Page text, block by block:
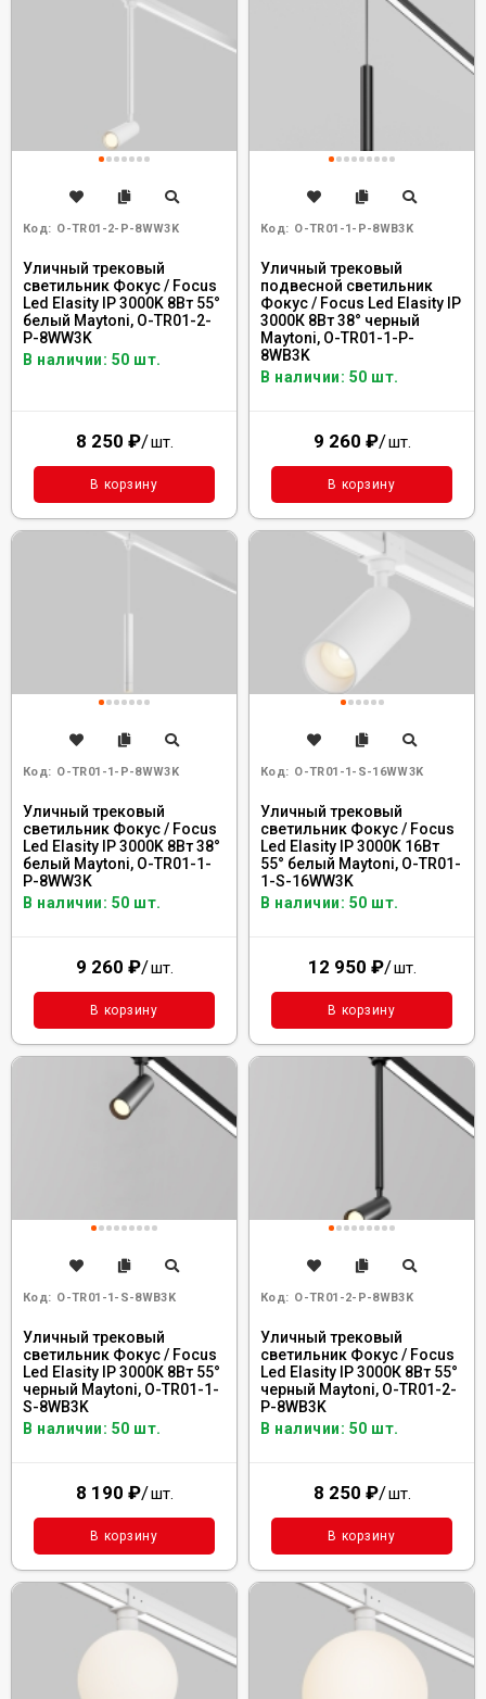
Код: O-TR01-2-P-8WW3K
Уличный трековый
светильник Фокус / Focus
Led Elasity IP 3000K 8Вт 55°
белый Maytoni, O-TR01-2-
P-8WW3K
В наличии: 50 шт.
8 250 ₽/шт.
В корзину
Код: O-TR01-1-P-8WB3K
Уличный трековый
подвесной светильник
Фокус / Focus Led Elasity IP
3000К 8Вт 38° черный
Maytoni, O-TR01-1-P-
8WB3K
В наличии: 50 шт.
9 260 ₽/шт.
В корзину
Код: O-TR01-1-P-8WW3K
Уличный трековый
светильник Фокус / Focus
Led Elasity IP 3000K 8Вт 38°
белый Maytoni, O-TR01-1-
P-8WW3K
В наличии: 50 шт.
9 260 ₽/шт.
В корзину
Код: O-TR01-1-S-16WW3K
Уличный трековый
светильник Фокус / Focus
Led Elasity IP 3000K 16Вт
55° белый Maytoni, O-TR01-
1-S-16WW3K
В наличии: 50 шт.
12 950 ₽/шт.
В корзину
Код: O-TR01-1-S-8WB3K
Уличный трековый
светильник Фокус / Focus
Led Elasity IP 3000К 8Вт 55°
черный Maytoni, O-TR01-1-
S-8WB3K
В наличии: 50 шт.
8 190 ₽/шт.
В корзину
Код: O-TR01-2-P-8WB3K
Уличный трековый
светильник Фокус / Focus
Led Elasity IP 3000К 8Вт 55°
черный Maytoni, O-TR01-2-
P-8WB3K
В наличии: 50 шт.
8 250 ₽/шт.
В корзину